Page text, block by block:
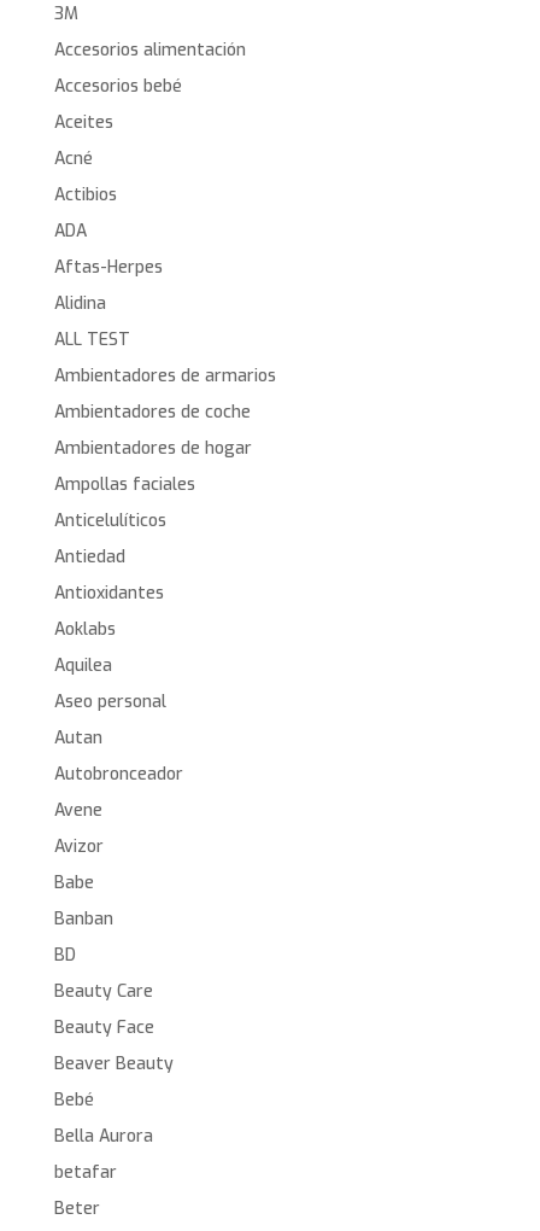
3M
Accesorios alimentación
Accesorios bebé
Aceites
Acné
Actibios
ADA
Aftas-Herpes
Alidina
ALL TEST
Ambientadores de armarios
Ambientadores de coche
Ambientadores de hogar
Ampollas faciales
Anticelulíticos
Antiedad
Antioxidantes
Aoklabs
Aquilea
Aseo personal
Autan
Autobronceador
Avene
Avizor
Babe
Banban
BD
Beauty Care
Beauty Face
Beaver Beauty
Bebé
Bella Aurora
betafar
Beter